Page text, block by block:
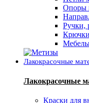
Опоры
Ручки,
Лакокрасочные
Лакокрасочные
Краски для